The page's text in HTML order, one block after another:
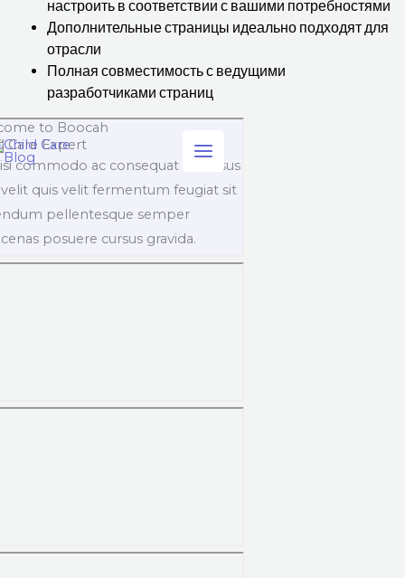
настроить в соответствии с вашими потребностями
Дополнительные страницы идеально подходят для
отрасли
Полная совместимость с ведущими
разработчиками страниц